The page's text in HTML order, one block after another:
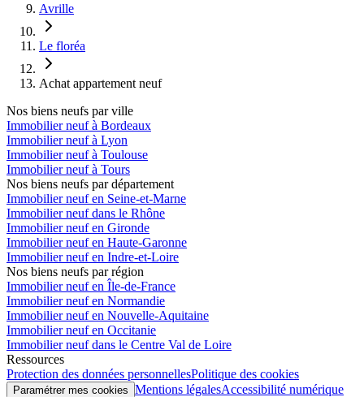
Avrille
Le floréa
Achat appartement neuf
Nos biens neufs par ville
Immobilier neuf à Bordeaux
Immobilier neuf à Lyon
Immobilier neuf à Toulouse
Immobilier neuf à Tours
Nos biens neufs par département
Immobilier neuf en Seine-et-Marne
Immobilier neuf dans le Rhône
Immobilier neuf en Gironde
Immobilier neuf en Haute-Garonne
Immobilier neuf en Indre-et-Loire
Nos biens neufs par région
Immobilier neuf en Île-de-France
Immobilier neuf en Normandie
Immobilier neuf en Nouvelle-Aquitaine
Immobilier neuf en Occitanie
Immobilier neuf dans le Centre Val de Loire
Ressources
Protection des données personnellesPolitique des cookies
Paramétrer mes cookies Mentions légalesAccessibilité numérique